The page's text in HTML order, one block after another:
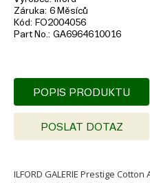
Záruka 6 Měsíců
Kód
FO2004056
Part No. GA6964610016
POPIS PRODUKTU
POSLAT DOTAZ
ILFORD GALERIE Prestige